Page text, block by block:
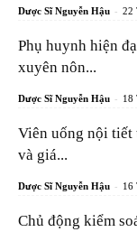
Dược Sĩ Nguyễn Hậu - 22
Phụ huynh hiện
xuyên nôn...
Dược Sĩ Nguyễn Hậu - 18
Viên uống nội tiết
và giá...
Dược Sĩ Nguyễn Hậu - 16
Chủ động kiểm